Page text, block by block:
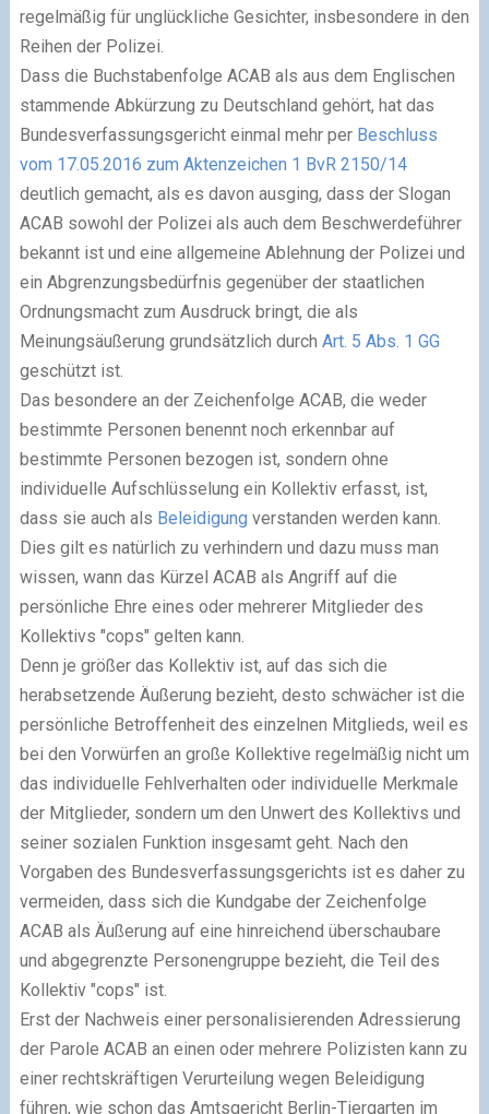
regelmäßig für unglückliche Gesichter, insbesondere in den
Reihen der Polizei.
Dass die Buchstabenfolge ACAB als aus dem Englischen
stammende Abkürzung zu Deutschland gehört, hat das
Bundesverfassungsgericht einmal mehr per Beschluss
vom 17.05.2016 zum Aktenzeichen 1 BvR 2150/14
deutlich gemacht, als es davon ausging, dass der Slogan
ACAB sowohl der Polizei als auch dem Beschwerdeführer
bekannt ist und eine allgemeine Ablehnung der Polizei und
ein Abgrenzungsbedürfnis gegenüber der staatlichen
Ordnungsmacht zum Ausdruck bringt, die als
Meinungsäußerung grundsätzlich durch Art. 5 Abs. 1 GG
geschützt ist.
Das besondere an der Zeichenfolge ACAB, die weder
bestimmte Personen benennt noch erkennbar auf
bestimmte Personen bezogen ist, sondern ohne
individuelle Aufschlüsselung ein Kollektiv erfasst, ist,
dass sie auch als Beleidigung verstanden werden kann.
Dies gilt es natürlich zu verhindern und dazu muss man
wissen, wann das Kürzel ACAB als Angriff auf die
persönliche Ehre eines oder mehrerer Mitglieder des
Kollektivs "cops" gelten kann.
Denn je größer das Kollektiv ist, auf das sich die
herabsetzende Äußerung bezieht, desto schwächer ist die
persönliche Betroffenheit des einzelnen Mitglieds, weil es
bei den Vorwürfen an große Kollektive regelmäßig nicht um
das individuelle Fehlverhalten oder individuelle Merkmale
der Mitglieder, sondern um den Unwert des Kollektivs und
seiner sozialen Funktion insgesamt geht. Nach den
Vorgaben des Bundesverfassungsgerichts ist es daher zu
vermeiden, dass sich die Kundgabe der Zeichenfolge
ACAB als Äußerung auf eine hinreichend überschaubare
und abgegrenzte Personengruppe bezieht, die Teil des
Kollektiv "cops" ist.
Erst der Nachweis einer personalisierenden Adressierung
der Parole ACAB an einen oder mehrere Polizisten kann zu
einer rechtskräftigen Verurteilung wegen Beleidigung
führen, wie schon das Amtsgericht Berlin-Tiergarten im